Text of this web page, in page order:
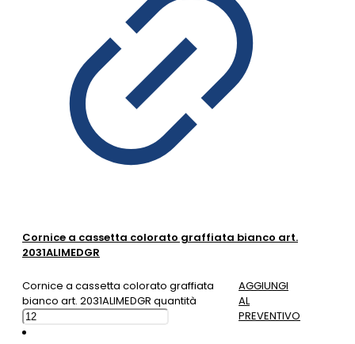
Cornice a cassetta colorato graffiata bianco art.
2031ALIMEDGR
Cornice a cassetta colorato graffiata
bianco art. 2031ALIMEDGR quantità
AGGIUNGI
AL
PREVENTIVO